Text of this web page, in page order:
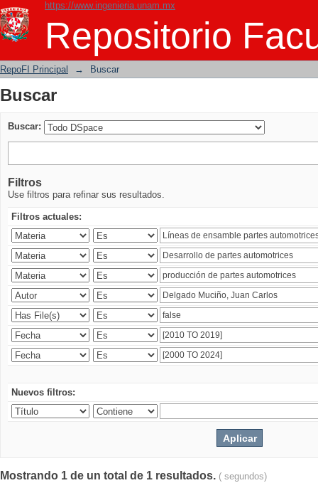
https://www.ingenieria.unam.mx
Repositorio
Buscar
RepoFI Principal → Buscar
Buscar
Buscar:
Filtros
Use filtros para refinar sus resultados.
Filtros actuales:
Nuevos filtros:
Mostrando 1 de un total de 1 resultados. ( segundos)